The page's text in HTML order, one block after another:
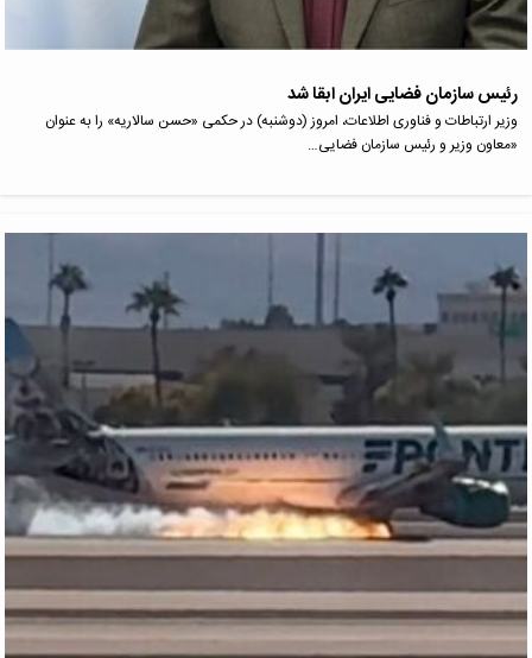
رئیس سازمان فضایی ایران ابقا شد
وزیر ارتباطات و فناوری اطلاعات، امروز (دوشنبه) در حکمی «حسن سالاریه» را به عنوان
«معاون وزیر و رئیس سازمان فضایی…